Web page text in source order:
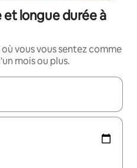
longue durée à
vous vous sentez comme
mois ou plus.
utilisez les flèches vers le